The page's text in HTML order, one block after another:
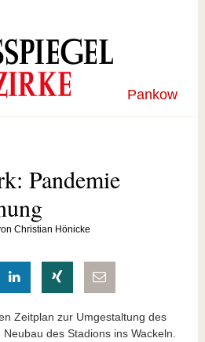
Pankow
Pandemie
Christian Hönicke
Whatsapp teilen
auf LinkedIn teilen
auf Xing teilen
Zeitplan zur Umgestaltung des
des Stadions ins Wackeln.